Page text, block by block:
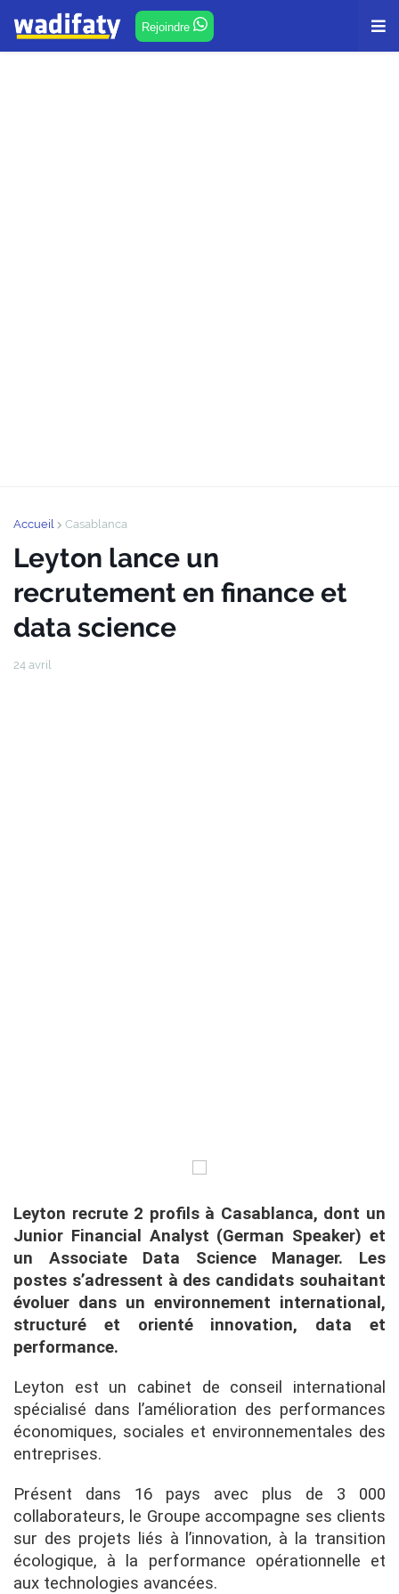
Rejoindre
Accueil Casablanca
Leyton lance un
recrutement en finance et
data science
24 avril
Leyton recrute 2 profils à Casablanca, dont un
Junior Financial Analyst (German Speaker) et
un Associate Data Science Manager. Les
postes s’adressent à des candidats souhaitant
évoluer dans un environnement international,
structuré et orienté innovation, data et
performance.
Leyton est un cabinet de conseil international
spécialisé dans l’amélioration des performances
économiques, sociales et environnementales des
entreprises.
Présent dans 16 pays avec plus de 3 000
collaborateurs, le Groupe accompagne ses clients
sur des projets liés à l’innovation, à la transition
écologique, à la performance opérationnelle et
aux technologies avancées.